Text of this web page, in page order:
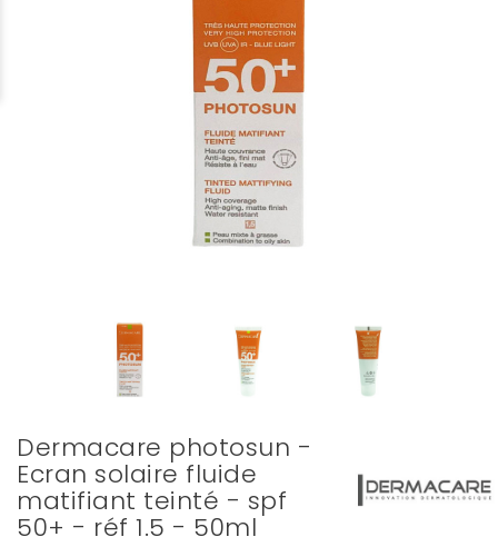
Dermacare photosun -
Ecran solaire fluide
matifiant teinté - spf
50+ - réf 1.5 - 50ml